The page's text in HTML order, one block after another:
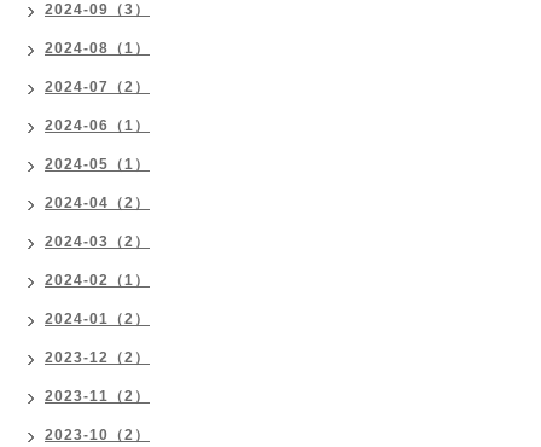
2024-09（3）
2024-08（1）
2024-07（2）
2024-06（1）
2024-05（1）
2024-04（2）
2024-03（2）
2024-02（1）
2024-01（2）
2023-12（2）
2023-11（2）
2023-10（2）